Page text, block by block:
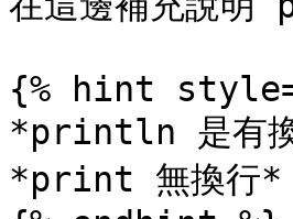
{% hint
*println 是有
*print 無換行*